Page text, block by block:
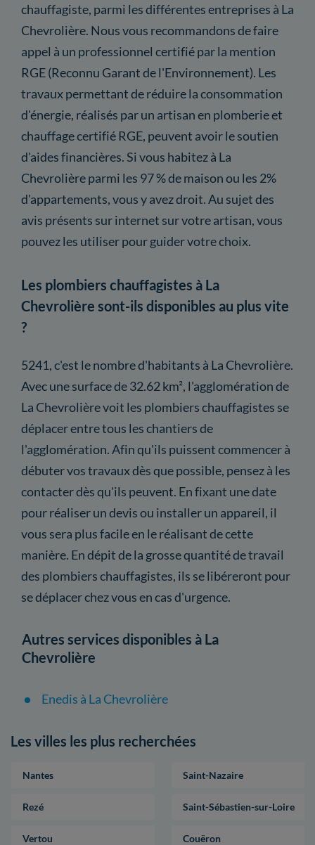
chauffagiste, parmi les différentes entreprises à La
Chevrolière. Nous vous recommandons de faire
appel à un professionnel certifié par la mention
RGE (Reconnu Garant de l'Environnement). Les
travaux permettant de réduire la consommation
d'énergie, réalisés par un artisan en plomberie et
chauffage certifié RGE, peuvent avoir le soutien
d'aides financières. Si vous habitez à La
Chevrolière parmi les 97 % de maison ou les 2%
d'appartements, vous y avez droit. Au sujet des
avis présents sur internet sur votre artisan, vous
pouvez les utiliser pour guider votre choix.
Les plombiers chauffagistes à La
Chevrolière sont-ils disponibles au plus vite
?
5241, c'est le nombre d'habitants à La Chevrolière.
Avec une surface de 32.62 km², l'agglomération de
La Chevrolière voit les plombiers chauffagistes se
déplacer entre tous les chantiers de
l'agglomération. Afin qu'ils puissent commencer à
débuter vos travaux dès que possible, pensez à les
contacter dès qu'ils peuvent. En fixant une date
pour réaliser un devis ou installer un appareil, il
vous sera plus facile en le réalisant de cette
manière. En dépit de la grosse quantité de travail
des plombiers chauffagistes, ils se libéreront pour
se déplacer chez vous en cas d'urgence.
Autres services disponibles à La
Chevrolière
Enedis à La Chevrolière
Les villes les plus recherchées
Nantes Saint-Nazaire
Rezé Saint-Sébastien-sur-Loire
Vertou Couëron